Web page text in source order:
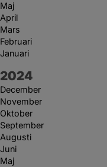
Maj
April
Mars
Februari
Januari
År:
2024
December
November
Oktober
September
Augusti
Juni
Maj